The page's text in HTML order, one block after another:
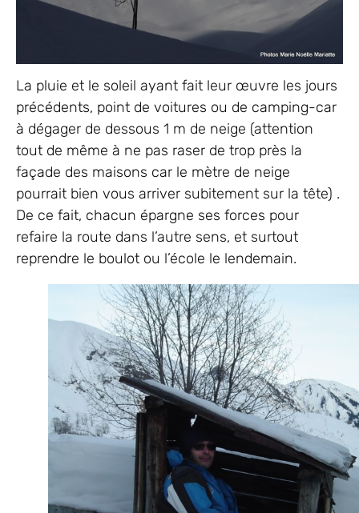
La pluie et le soleil ayant fait leur œuvre les jours
précédents, point de voitures ou de camping-car
à dégager de dessous 1 m de neige (attention
tout de même à ne pas raser de trop près la
façade des maisons car le mètre de neige
pourrait bien vous arriver subitement sur la tête) .
De ce fait, chacun épargne ses forces pour
refaire la route dans l’autre sens, et surtout
reprendre le boulot ou l’école le lendemain.